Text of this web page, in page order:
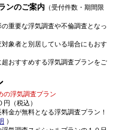
ンのご案内（受付件数・期間限
重要な浮気調査や不倫調査となっ
象者と別居している場合にもおす
おすすめする浮気調査プランをご
の浮気調査プラン
（税込）
金が無料となる浮気調査プラン！
）